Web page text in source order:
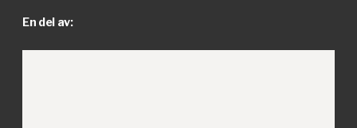
En del av: